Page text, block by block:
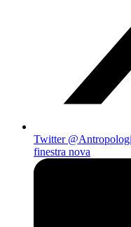
Twitter
finestra nova